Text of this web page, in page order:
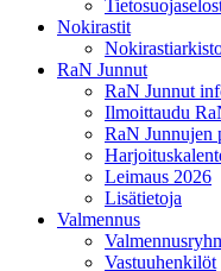
Nokirastit
RaN Junnut
RaN Junnut
Ilmoittaudu
RaN Junnujen
Leimaus 2026
Lisätietoja
Valmennus
Vastuuhenkilöt